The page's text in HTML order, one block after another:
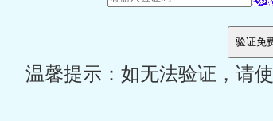
温馨提示：如无法验证，请